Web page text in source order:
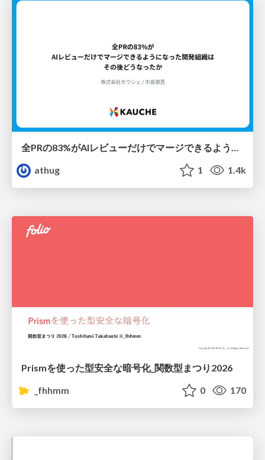
全PRの83%がAIレビューだけでマージできるようになった開発組織はその後どうなったか
athug
1 1.4k
Prismを使った型安全な暗号化_関数型まつり2026
_fhhmm
0 170